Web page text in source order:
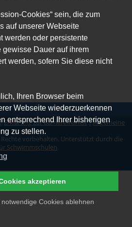
Cookies“ sein, die zum
auf unserer Webseite
werden oder persistente
gewisse Dauer auf ihrem
werden, sofern Sie diese nicht
Ihren Browser beim
Webseite wiederzuerkennen
entsprechend Ihrer bisherigen
zu stellen.
Cookies ablehnen
akzeptieren
Erklärung zur Barrierefreiheit|Allgemeine
vorbehalten. Unterstützt durch die
Schwimmschulen.